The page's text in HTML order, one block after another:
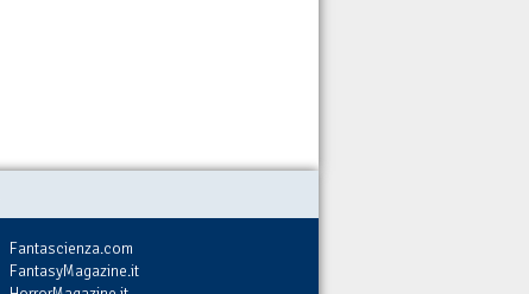
Fantascienza.com
FantasyMagazine.it